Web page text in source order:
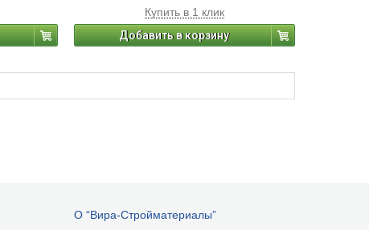
Купить в 1 клик
Добавить в корзину
О “Вира-Стройматериалы”